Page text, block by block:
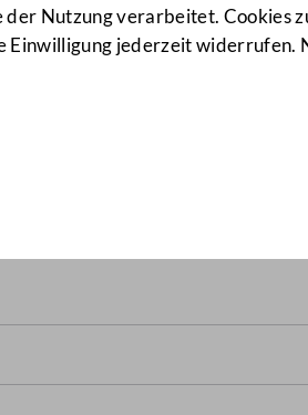
Nutzung verarbeitet. Cookies
Einwilligung jederzeit widerrufen.